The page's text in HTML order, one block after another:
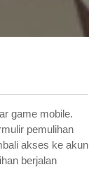
game mobile.
pemulihan
akses ke akun
berjalan